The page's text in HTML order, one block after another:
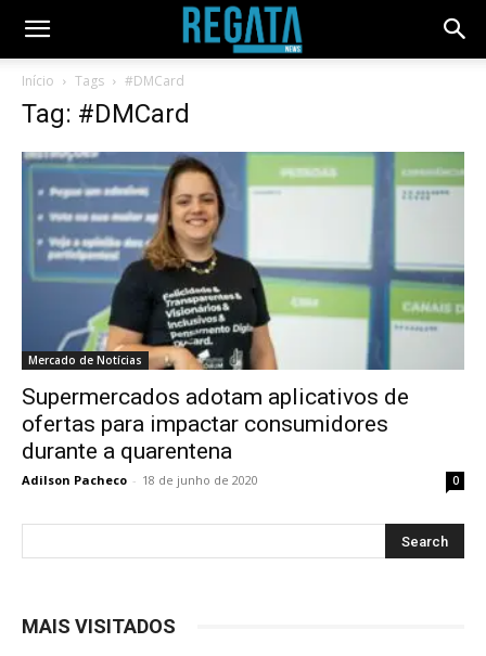
Início Tags #DMCard
Tag: #DMCard
Mercado de Notícias
Supermercados adotam aplicativos de
ofertas para impactar consumidores
durante a quarentena
Adilson Pacheco - 18 de junho de 2020 0
MAIS VISITADOS